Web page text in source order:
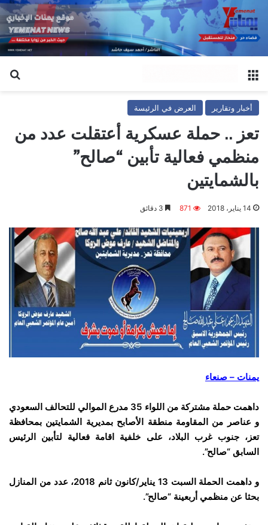
أخبار وتقارير العرض في الرئيسة
تعز .. حملة عسكرية أعتقلت عدد من
منظمي فعالية تأبين “صالح”
بالشمايتين
14 يناير، 2018 871
يمنات – صنعاء
داهمت حملة مشتركة من اللواء 35 مدرع الموالي للتحالف السعودي
و عناصر من المقاومة منطقة الأصابح بمديرية الشمايتين بمحافظة
تعز، جنوب غرب البلاد، على خلفية اقامة فعالية لتأبين الرئيس
السابق “صالح”.
و داهمت الحملة السبت 13 يناير/كانون ثانم 2018، عدد من المنازل
بحثا عن منظمي أربعينة “صالح”.